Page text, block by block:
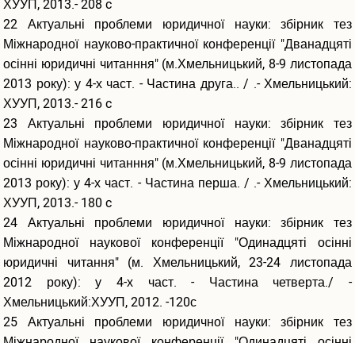
ХУУП, 2013.- 208 c
22 Актуальні проблеми юридичної науки: збірник тез
Міжнародної науково-практичної конференції "Дванадцяті
осінні юридичні читанння" (м.Хмельницький, 8-9 листопада
2013 року): у 4-х част. - Частина друга.. / .- Хмельницький:
ХУУП, 2013.- 216 c
23 Актуальні проблеми юридичної науки: збірник тез
Міжнародної науково-практичної конференції "Дванадцяті
осінні юридичні читанння" (м.Хмельницький, 8-9 листопада
2013 року): у 4-х част. - Частина перша. / .- Хмельницький:
ХУУП, 2013.- 180 c
24 Актуальні проблеми юридичної науки: збірник тез
Міжнародної наукової конференції "Одинадцяті осінні
юридичні читання" (м. Хмельницький, 23-24 листопада
2012 року): у 4-х част. - Частина четверта./ -
Хмельницький:ХУУП, 2012. -120с
25 Актуальні проблеми юридичної науки: збірник тез